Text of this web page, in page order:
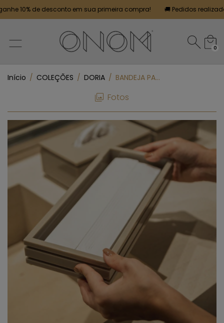
10% de desconto em sua primeira compra! 🚚 Pedidos realizados
0
Início / COLEÇÕES / DORIA / BANDEJA PARA TOALHA DE LAVABO DORIA - SAFARI
Fotos